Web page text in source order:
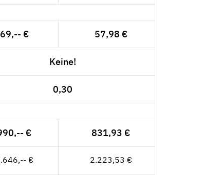
69,-- € 57,98 €
Keine!
0,30
€ 831,93 €
€ 2.223,53 €